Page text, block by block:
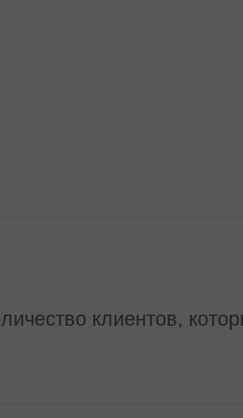
клиентов,